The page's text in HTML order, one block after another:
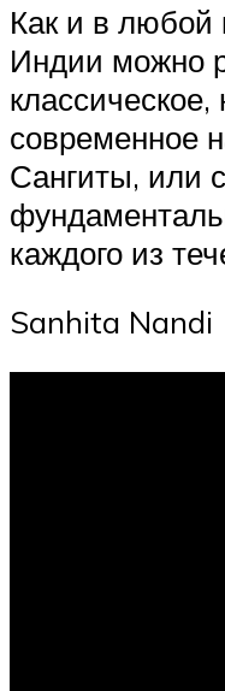
Как и в любой
Индии можно
современное
Сангиты, или
каждого из
Sanhita Nandi